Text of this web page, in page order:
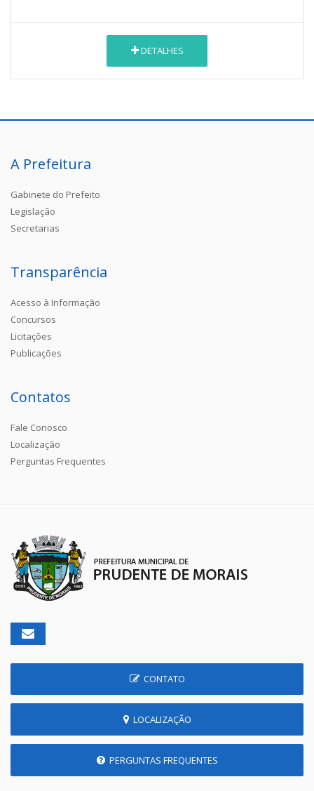
DETALHES
A Prefeitura
Gabinete do Prefeito
Legislação
Secretarias
Transparência
Acesso à Informação
Concursos
Licitações
Publicações
Contatos
Fale Conosco
Localização
Perguntas Frequentes
CONTATO
LOCALIZAÇÃO
PERGUNTAS FREQUENTES